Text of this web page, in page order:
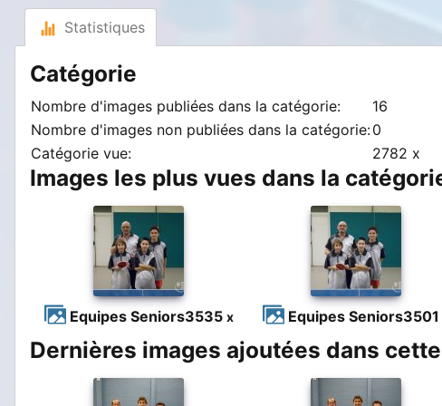
Statistiques
Catégorie
Nombre d'images publiées dans la catégorie:
16
Nombre d'images non publiées dans la catégorie:0
Catégorie vue:
2782 x
Images les plus vues dans la
Equipes Seniors3535 x Equipes Seniors3501
Dernières images ajoutées dans